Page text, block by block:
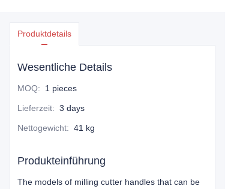
Produktdetails
Wesentliche Details
MOQ: 1 pieces
Lieferzeit: 3 days
Nettogewicht: 41 kg
Produkteinführung
The models of milling cutter handles that can be